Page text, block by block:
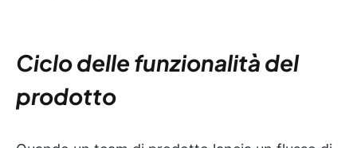
Ciclo delle funzionalità del
prodotto